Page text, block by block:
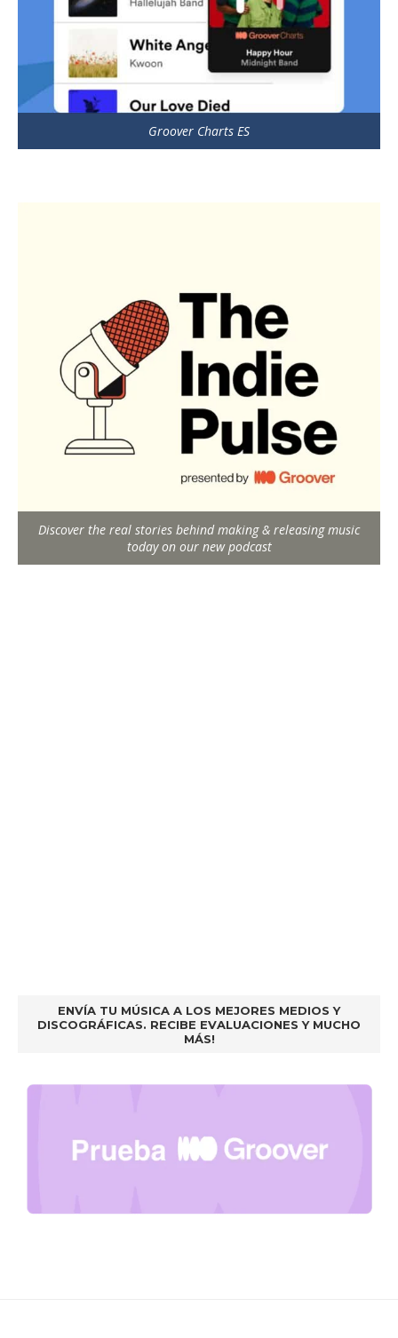
Groover Charts ES
Discover the real stories behind making & releasing music
today on our new podcast
ENVÍA TU MÚSICA A LOS MEJORES MEDIOS Y
DISCOGRÁFICAS. RECIBE EVALUACIONES Y MUCHO
MÁS!